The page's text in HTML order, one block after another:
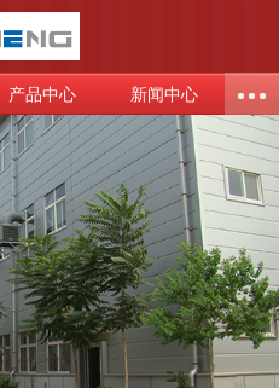
产品中心 新闻中心